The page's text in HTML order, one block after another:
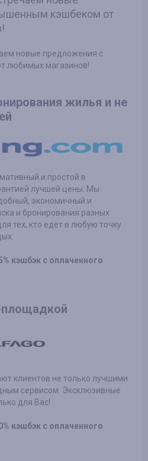
кэшбеком от
новые предложения с
любимых магазинов!
жилья и не
и простой в
лучшей цены. Мы
экономичный и
и бронирования разных
тех, кто едет в любую точку
кэшбэк с оплаченного
клиентов не только лучшими
сервисом. Эксклюзивные
для Вас!
кэшбэк с оплаченного